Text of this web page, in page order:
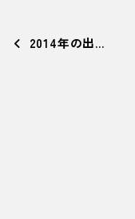
2014年の出…